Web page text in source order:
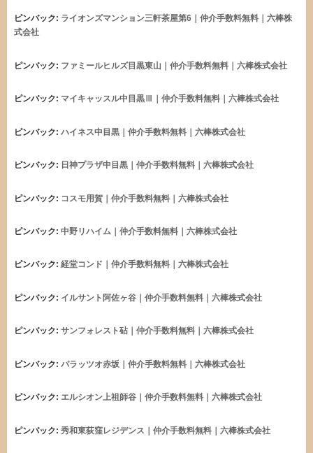
ピンバック: ライオンズマンション三軒茶屋第6｜仲介手数料無料｜六棒株
式会社
ピンバック: ファミールヒルズ目黒東山｜仲介手数料無料｜六棒株式会社
ピンバック: マイキャッスル中目黒Ⅲ｜仲介手数料無料｜六棒株式会社
ピンバック: ハイネス中目黒｜仲介手数料無料｜六棒株式会社
ピンバック: 日神プラザ中目黒｜仲介手数料無料｜六棒株式会社
ピンバック: コスモ用賀｜仲介手数料無料｜六棒株式会社
ピンバック: 中野リハイム｜仲介手数料無料｜六棒株式会社
ピンバック: 経堂コンド｜仲介手数料無料｜六棒株式会社
ピンバック: イルサント阿佐ヶ谷｜仲介手数料無料｜六棒株式会社
ピンバック: サンフォレスト砧｜仲介手数料無料｜六棒株式会社
ピンバック: パラッツオ赤坂｜仲介手数料無料｜六棒株式会社
ピンバック: エルシオン上祖師谷｜仲介手数料無料｜六棒株式会社
ピンバック: 秀和東荻窪レジデンス｜仲介手数料無料｜六棒株式会社